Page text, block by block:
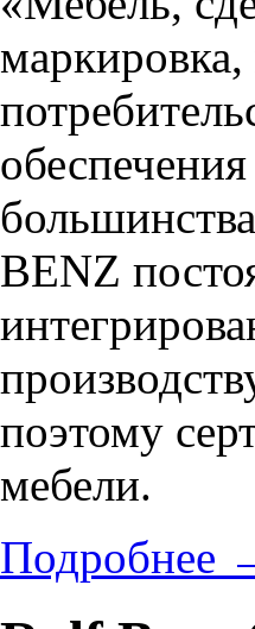
BENZ
поэтому
мебели.
Подробнее